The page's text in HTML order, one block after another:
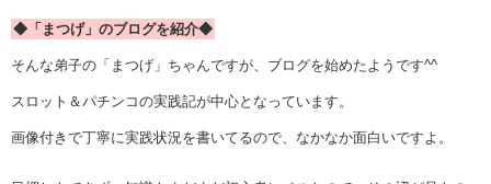
◆「まつげ」のブログを紹介◆
そんな弟子の「まつげ」ちゃんですが、ブログを始めたようです^^
スロット＆パチンコの実践記が中心となっています。
画像付きで丁寧に実践状況を書いてるので、なかなか面白いですよ。